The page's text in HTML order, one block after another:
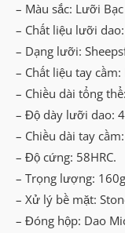
– Màu sắc: Lưỡi
– Chất liệu lưỡi
– Dạng lưỡi:
– Chất liệu tay
– Chiều dài tổng
– Độ dày lưỡi dao:
– Chiều dài tay
– Độ cứng: 58HRC.
– Trọng lượng:
– Xử lý bề mặt:
– Đóng hộp: Dao